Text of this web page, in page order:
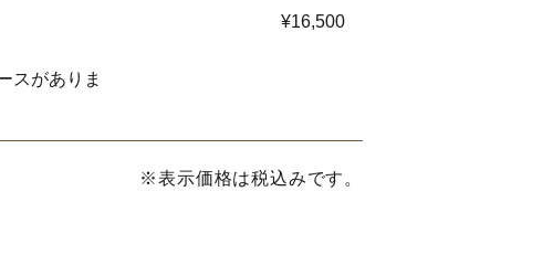
スがありま
¥16,500
※表示価格は税込みです。